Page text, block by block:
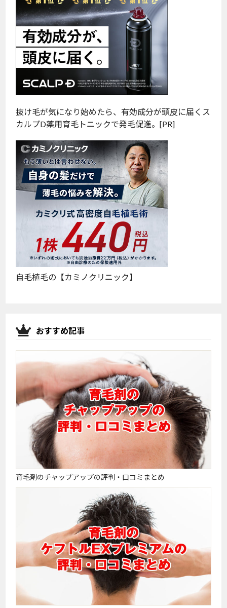
抜け毛が気になり始めたら、有効成分が頭皮に届くス
カルプD薬用育毛トニックで発毛促進。[PR]
自毛植毛の【カミノクリニック】
おすすめ記事
育毛剤のチャップアップの評判・口コミまとめ